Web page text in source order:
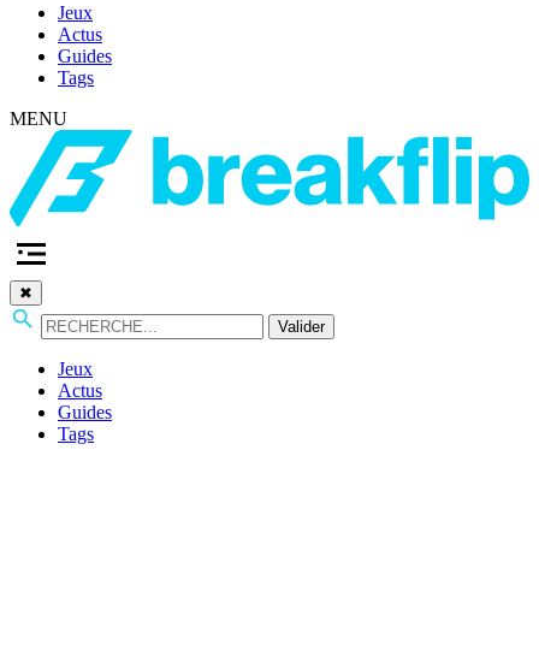
Jeux
Actus
Guides
Tags
MENU
✖
Valider
Jeux
Actus
Guides
Tags